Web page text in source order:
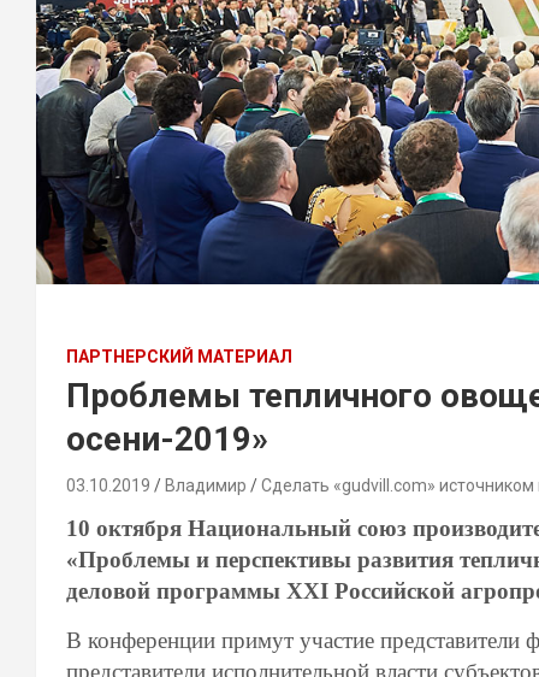
ПАРТНЕРСКИЙ МАТЕРИАЛ
Проблемы тепличного
осени-2019»
03.10.2019 Владимир Сделать «gudvill.com» источником
10 октября Национальный союз
«Проблемы и перспективы развития
деловой программы XXI Российской
В конференции примут участие представители
представители исполнительной власти